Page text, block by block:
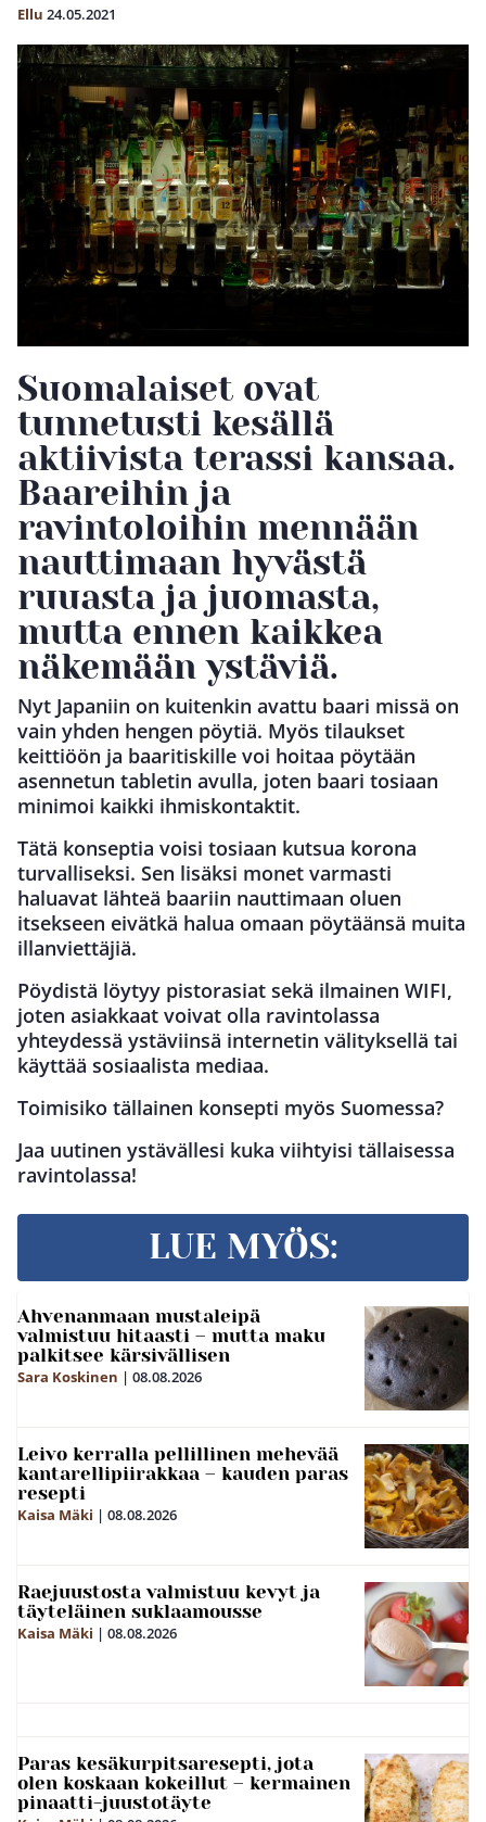
Ellu 24.05.2021
Suomalaiset ovat
tunnetusti kesällä
aktiivista terassi kansaa.
Baareihin ja
ravintoloihin mennään
nauttimaan hyvästä
ruuasta ja juomasta,
mutta ennen kaikkea
näkemään ystäviä.
Nyt Japaniin on kuitenkin avattu baari missä on
vain yhden hengen pöytiä. Myös tilaukset
keittiöön ja baaritiskille voi hoitaa pöytään
asennetun tabletin avulla, joten baari tosiaan
minimoi kaikki ihmiskontaktit.
Tätä konseptia voisi tosiaan kutsua korona
turvalliseksi. Sen lisäksi monet varmasti
haluavat lähteä baariin nauttimaan oluen
itsekseen eivätkä halua omaan pöytäänsä muita
illanviettäjiä.
Pöydistä löytyy pistorasiat sekä ilmainen WIFI,
joten asiakkaat voivat olla ravintolassa
yhteydessä ystäviinsä internetin välityksellä tai
käyttää sosiaalista mediaa.
Toimisiko tällainen konsepti myös Suomessa?
Jaa uutinen ystävällesi kuka viihtyisi tällaisessa
ravintolassa!
LUE MYÖS:
Ahvenanmaan mustaleipä
valmistuu hitaasti – mutta maku
palkitsee kärsivällisen
Sara Koskinen | 08.08.2026
Leivo kerralla pellillinen mehevää
kantarellipiirakkaa – kauden paras
resepti
Kaisa Mäki | 08.08.2026
Raejuustosta valmistuu kevyt ja
täyteläinen suklaamousse
Kaisa Mäki | 08.08.2026
Paras kesäkurpitsaresepti, jota
olen koskaan kokeillut – kermainen
pinaatti-juustotäyte